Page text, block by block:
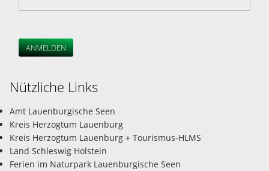
ANMELDEN
Nützliche Links
Amt Lauenburgische Seen
Kreis Herzogtum Lauenburg
Kreis Herzogtum Lauenburg + Tourismus-HLMS
Land Schleswig Holstein
Ferien im Naturpark Lauenburgische Seen